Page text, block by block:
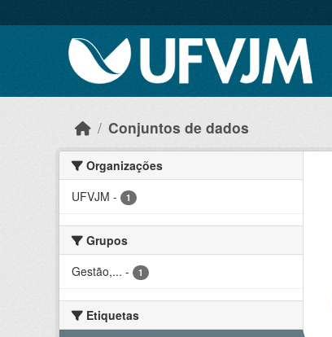
Conjuntos de dados
Organizações
UFVJM - 1
Grupos
Gestão,... - 1
Etiquetas